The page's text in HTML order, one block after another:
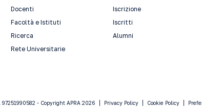
Docenti
Facoltà e Istituti
Ricerca
Rete Universitarie
Iscrizione
Iscritti
Alumni
97251990582 - Copyright APRA 2026 Privacy Policy Cookie Policy